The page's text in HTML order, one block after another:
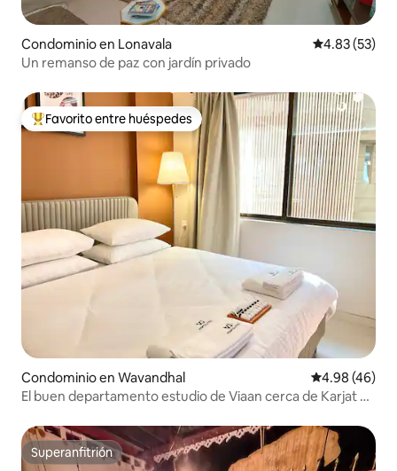
Condominio en Lonavala Calificación
4.83 (53)
Un remanso de paz con jardín privado
De los mejores en Favorito entre huéspedes
Favorito entre huéspedes
Condominio en Wavandhal Calificación
4.98 (46)
El buen departamento estudio de Viaan cerca de Karjat y
Superanfitrión
Superanfitrión